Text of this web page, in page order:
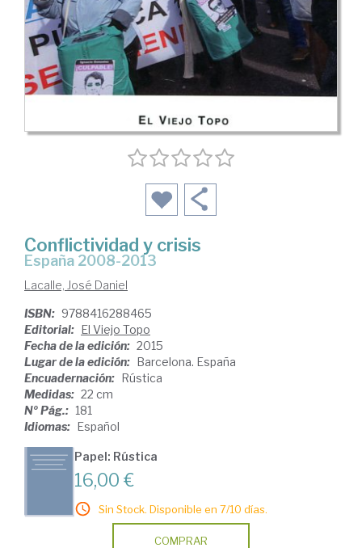
Conflictividad y crisis
España 2008-2013
Lacalle, José Daniel
ISBN: 9788416288465
Editorial: El Viejo Topo
Fecha de la edición: 2015
Lugar de la edición: Barcelona. España
Encuadernación: Rústica
Medidas: 22 cm
Nº Pág.: 181
Idiomas: Español
Papel: Rústica
16,00 €
Sin Stock. Disponible en 7/10 días.
COMPRAR